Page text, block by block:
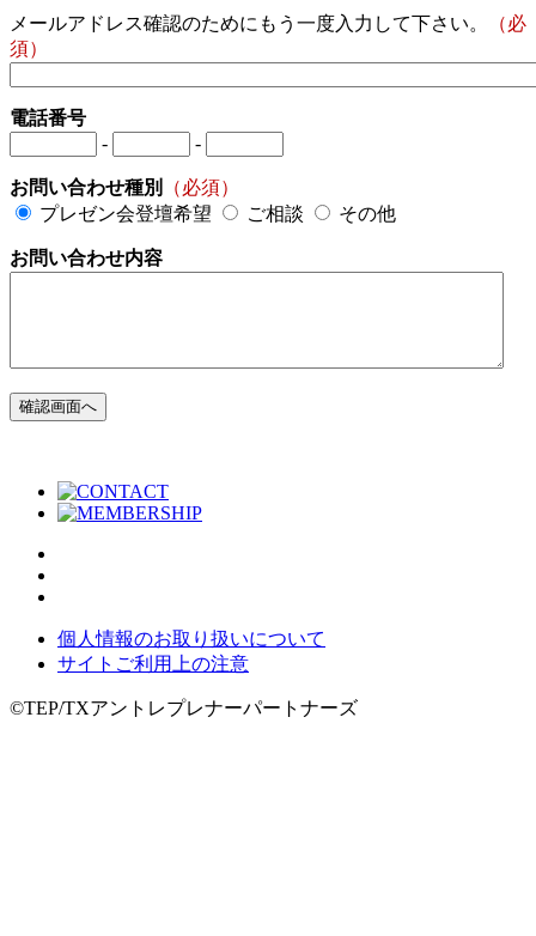
メールアドレス確認のためにもう一度入力して下さい。
（必
須）
電話番号
-
-
お問い合わせ種別
（必須）
プレゼン会登壇希望
ご相談 その他
お問い合わせ内容
個人情報のお取り扱いについて
サイトご利用上の注意
©TEP/TXアントレプレナーパートナーズ